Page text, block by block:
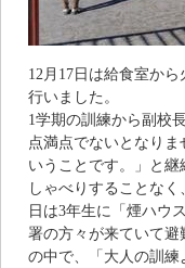
12月17日は給食室か
行いました。
1学期の訓練から副校
点満点でないとなり
いうことです。」と
しゃべりすることな
日は3年生に「煙ハウ
署の方々が来ていて
の中で、「大人の訓練